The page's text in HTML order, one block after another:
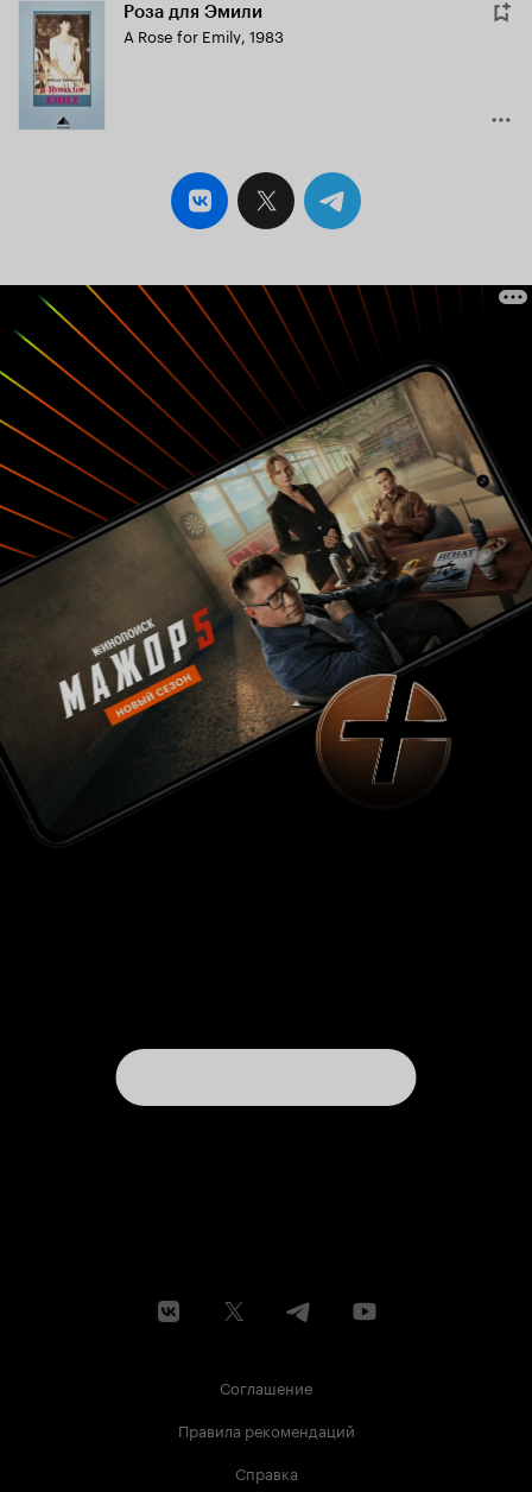
Роза для Эмили
A Rose for Emily, 1983
Соглашение
Правила рекомендаций
Справка